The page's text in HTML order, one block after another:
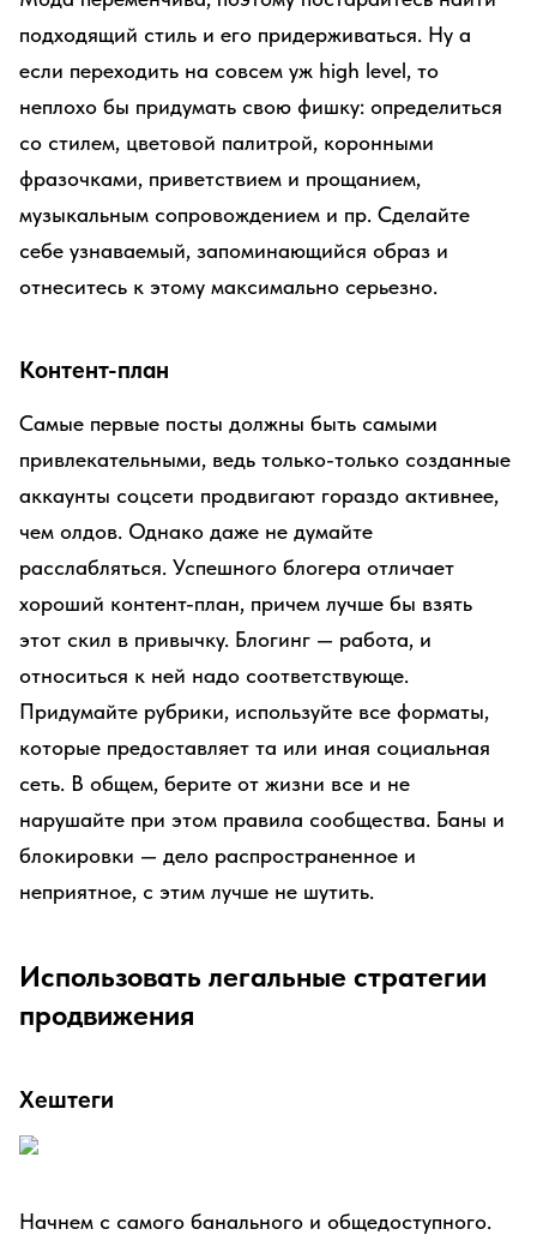
подходящий стиль и его придерживаться. Ну а
если переходить на совсем уж high level, то
неплохо бы придумать свою фишку: определиться
со стилем, цветовой палитрой, коронными
фразочками, приветствием и прощанием,
музыкальным сопровождением и пр. Сделайте
себе узнаваемый, запоминающийся образ и
отнеситесь к этому максимально серьезно.
Контент-план
Самые первые посты должны быть самыми
привлекательными, ведь только-только созданные
аккаунты соцсети продвигают гораздо активнее,
чем олдов. Однако даже не думайте
расслабляться. Успешного блогера отличает
хороший контент-план, причем лучше бы взять
этот скил в привычку. Блогинг — работа, и
относиться к ней надо соответствующе.
Придумайте рубрики, используйте все форматы,
которые предоставляет та или иная социальная
сеть. В общем, берите от жизни все и не
нарушайте при этом правила сообщества. Баны и
блокировки — дело распространенное и
неприятное, с этим лучше не шутить.
Использовать легальные стратегии
продвижения
Хештеги
Начнем с самого банального и общедоступного.